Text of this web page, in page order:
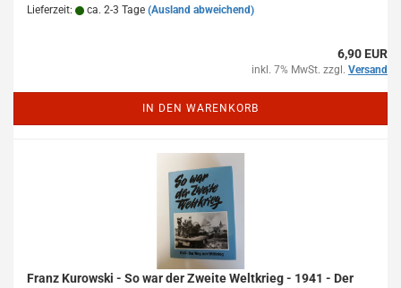
Lieferzeit: ca. 2-3 Tage (Ausland abweichend)
6,90 EUR
inkl. 7% MwSt. zzgl. Versand
IN DEN WARENKORB
Franz Kurowski - So war der Zweite Weltkrieg - 1941 - Der